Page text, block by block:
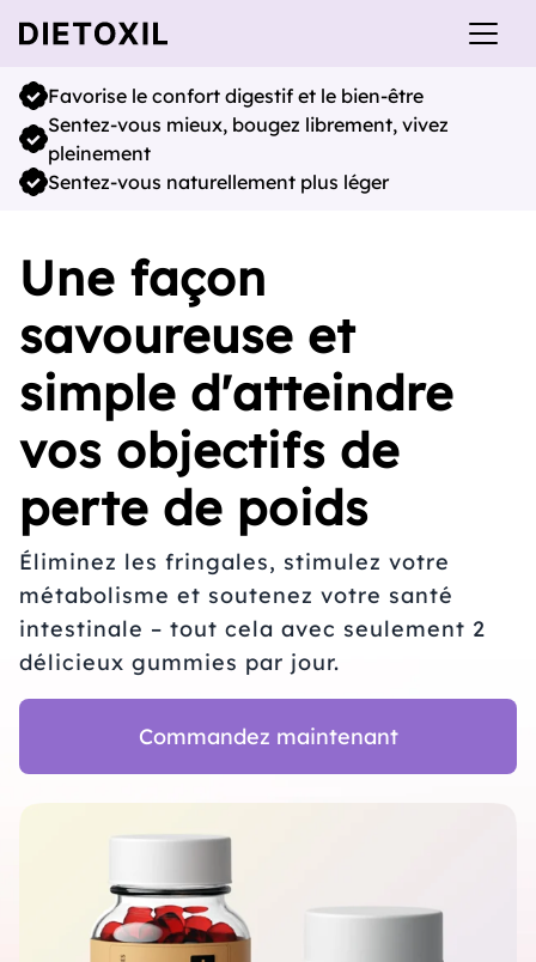
Favorise le confort digestif et le bien-être
Sentez-vous mieux, bougez librement, vivez
pleinement
Sentez-vous naturellement plus léger
Une façon
savoureuse et
simple d'atteindre
vos objectifs de
perte de poids
Éliminez les fringales, stimulez votre
métabolisme et soutenez votre santé
intestinale – tout cela avec seulement 2
délicieux gummies par jour.
Commandez maintenant